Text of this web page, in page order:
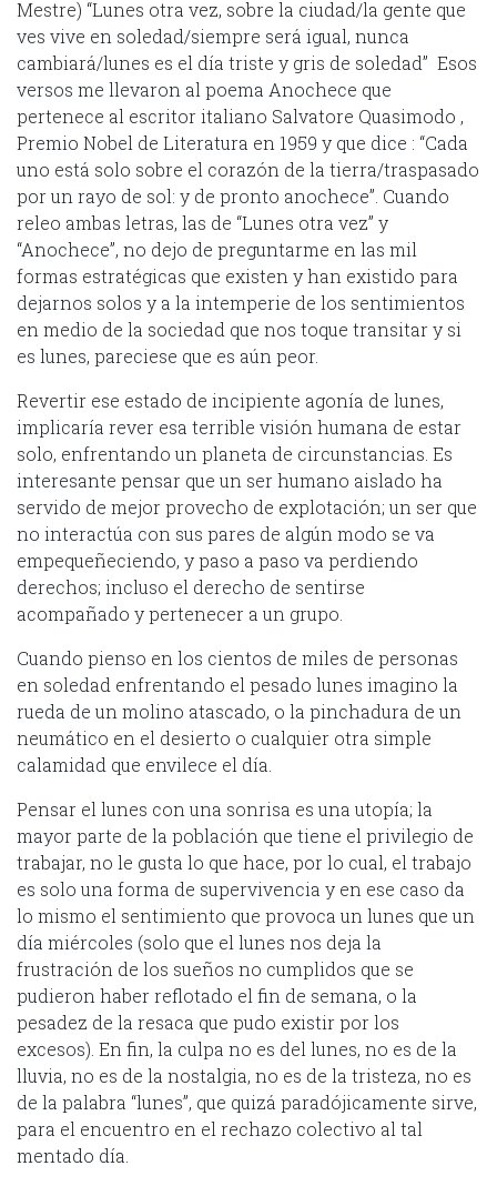
Mestre) “Lunes otra vez, sobre la ciudad/la gente que
ves vive en soledad/siempre será igual, nunca
cambiará/lunes es el día triste y gris de soledad” Esos
versos me llevaron al poema Anochece que
pertenece al escritor italiano Salvatore Quasimodo ,
Premio Nobel de Literatura en 1959 y que dice : “Cada
uno está solo sobre el corazón de la tierra/traspasado
por un rayo de sol: y de pronto anochece”. Cuando
releo ambas letras, las de “Lunes otra vez” y
“Anochece”, no dejo de preguntarme en las mil
formas estratégicas que existen y han existido para
dejarnos solos y a la intemperie de los sentimientos
en medio de la sociedad que nos toque transitar y si
es lunes, pareciese que es aún peor.
Revertir ese estado de incipiente agonía de lunes,
implicaría rever esa terrible visión humana de estar
solo, enfrentando un planeta de circunstancias. Es
interesante pensar que un ser humano aislado ha
servido de mejor provecho de explotación; un ser que
no interactúa con sus pares de algún modo se va
empequeñeciendo, y paso a paso va perdiendo
derechos; incluso el derecho de sentirse
acompañado y pertenecer a un grupo.
Cuando pienso en los cientos de miles de personas
en soledad enfrentando el pesado lunes imagino la
rueda de un molino atascado, o la pinchadura de un
neumático en el desierto o cualquier otra simple
calamidad que envilece el día.
Pensar el lunes con una sonrisa es una utopía; la
mayor parte de la población que tiene el privilegio de
trabajar, no le gusta lo que hace, por lo cual, el trabajo
es solo una forma de supervivencia y en ese caso da
lo mismo el sentimiento que provoca un lunes que un
día miércoles (solo que el lunes nos deja la
frustración de los sueños no cumplidos que se
pudieron haber reflotado el fin de semana, o la
pesadez de la resaca que pudo existir por los
excesos). En fin, la culpa no es del lunes, no es de la
lluvia, no es de la nostalgia, no es de la tristeza, no es
de la palabra “lunes”, que quizá paradójicamente sirve,
para el encuentro en el rechazo colectivo al tal
mentado día.